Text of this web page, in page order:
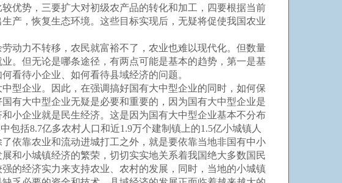
优势，三要扩大对初级农产品的转化和加工，四要根据当前
产，恢复生态环境。这些目标实现后，无疑将促使我国农业
力不转移，农民就富裕不了，农业也难以现代化。但数量
。但无论是哪条途径，有两点可能是基本的趋势，第一是基
看待小企业、如何看待县域经济的问题。
企业。因此，在强调搞好国有大中型企业的同时，如何保
有大中型企业无疑是必要和重要的，因为国有大中型企业是
小企业就是民生经济。这是因为国有大中型企业基本不分布
括8.7亿多农村人口和近1.9万个建制镇上的1.5亿小城镇人
依靠农业和流动进城打工之外，就是要依靠当地非国有中小
和小城镇经济的繁荣，切切实实地关系着我国绝大多数国民
的经济实力来支持农业、农村的发展，同时，当地的小城镇